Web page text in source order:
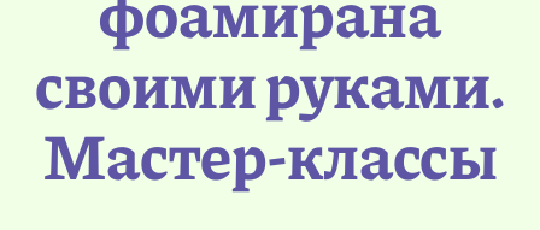
своими руками.
Мастер-классы